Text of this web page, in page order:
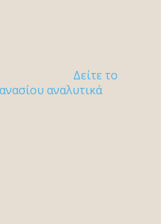
Δείτε το
αναλυτικά